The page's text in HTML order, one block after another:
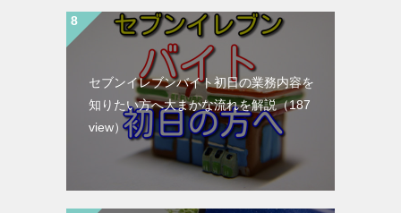
セブンイレブンバイト初日の業務内容を
知りたい方へ大まかな流れを解説（187
view）